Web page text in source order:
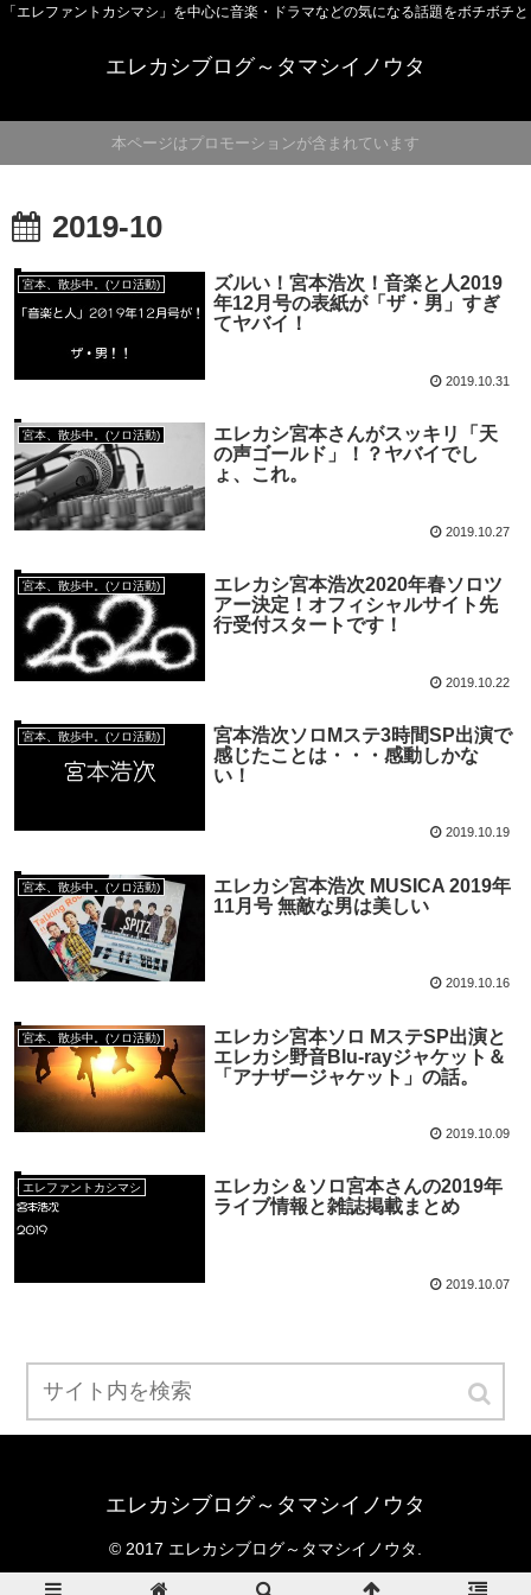
「エレファントカシマシ」を中心に音楽・ドラマなどの気になる話題をボチボチと
エレカシブログ～タマシイノウタ
本ページはプロモーションが含まれています
2019-10
宮本、散歩中。(ソロ活動)
ズルい！宮本浩次！音楽と人2019
年12月号の表紙が「ザ・男」すぎ
てヤバイ！
2019.10.31
宮本、散歩中。(ソロ活動)
エレカシ宮本さんがスッキリ「天
の声ゴールド」！？ヤバイでし
ょ、これ。
2019.10.27
宮本、散歩中。(ソロ活動)
エレカシ宮本浩次2020年春ソロツ
アー決定！オフィシャルサイト先
行受付スタートです！
2019.10.22
宮本、散歩中。(ソロ活動)
宮本浩次ソロМステ3時間SP出演で
感じたことは・・・感動しかな
い！
2019.10.19
宮本、散歩中。(ソロ活動)
エレカシ宮本浩次 MUSICA 2019年
11月号 無敵な男は美しい
2019.10.16
宮本、散歩中。(ソロ活動)
エレカシ宮本ソロ МステSP出演と
エレカシ野音Blu-rayジャケット＆
「アナザージャケット」の話。
2019.10.09
エレファントカシマシ
エレカシ＆ソロ宮本さんの2019年
ライブ情報と雑誌掲載まとめ
2019.10.07
エレカシブログ～タマシイノウタ
© 2017 エレカシブログ～タマシイノウタ.